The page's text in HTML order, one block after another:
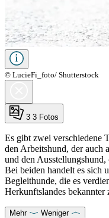
© LucieFi_foto/ Shutterstock
3 3 Fotos
Es gibt zwei verschiedene
den Arbeitshund, der auch
und den
Bei beiden handelt es sich
Begleithunde, die es
Herkunftslandes bekannter
Mehr Weniger